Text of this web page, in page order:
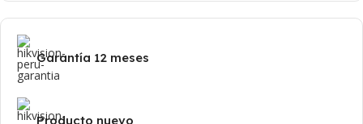
Garantía 12 meses
Producto nuevo